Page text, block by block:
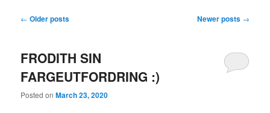
Post
← Older posts Newer posts →
FRODITH SIN
FARGEUTFORDRING :)
Posted onMarch 23, 2020